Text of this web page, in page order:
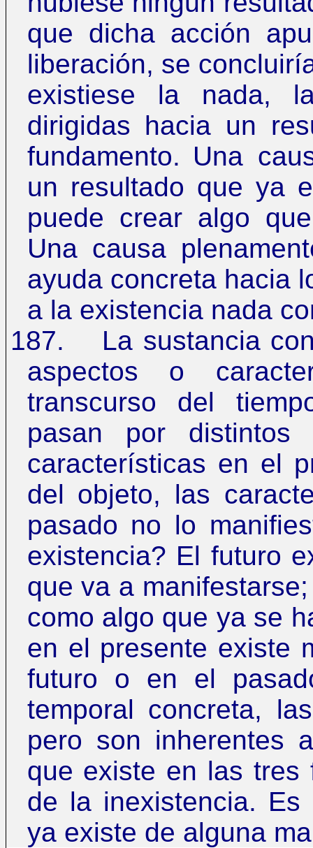
que dicha acción
liberación, se
existiese la nada,
dirigidas hacia un
fundamento. Una
un resultado que ya
puede crear algo
Una causa
ayuda concreta hacia
a la existencia nada
187.
La sustancia
aspectos o
transcurso del
pasan por distintos
características en el
del objeto, las
pasado no lo
existencia? El futuro
que va a
como algo que ya se
en el presente existe
futuro o en el
temporal concreta,
pero son inherentes
que existe en las tres
de la inexistencia.
ya existe de alguna